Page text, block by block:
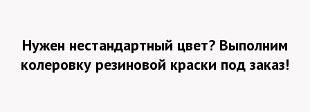
Нужен нестандартный цвет? Выполним
колеровку резиновой краски под заказ!